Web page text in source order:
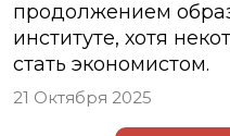
продолжением
институте, хотя
стать экономистом.
21 Октября 2025